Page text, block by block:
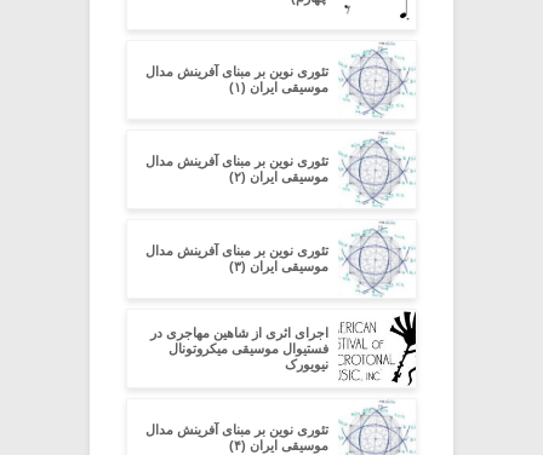
تئوری نوین بر مبنای آفرینش مدال
موسیقی ایران (۱)
تئوری نوین بر مبنای آفرینش مدال
موسیقی ایران (۲)
تئوری نوین بر مبنای آفرینش مدال
موسیقی ایران (۳)
اجرای اثری از شاهین مهاجری در
فستیوال موسیقی میکروتونال
نیویورک
تئوری نوین بر مبنای آفرینش مدال
موسیقی ایران (۴)